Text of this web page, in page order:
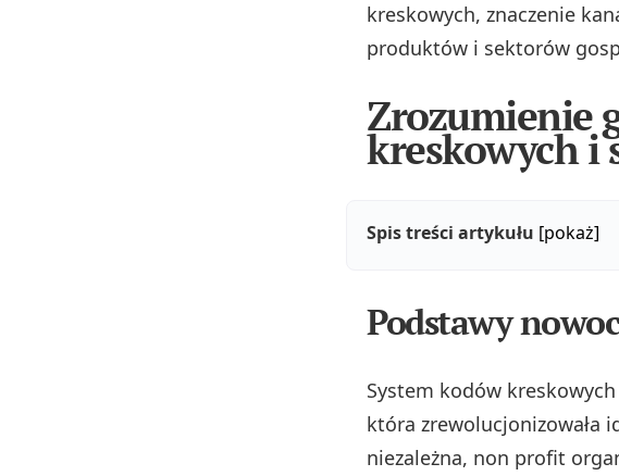
kreskowych, znaczenie
produktów i sektorów
Zrozumienie
kreskowych i
Spis treści artykułu [pokaż]
Podstawy
System kodów
która zrewolucjonizowała
niezależna, non profit